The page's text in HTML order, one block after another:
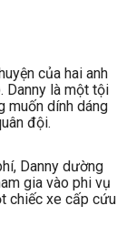
của hai anh
Danny là một tội
muốn dính dáng
đội.
Danny dường
gia vào phi vụ
chiếc xe cấp cứu